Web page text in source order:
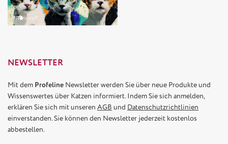
NEWSLETTER
Mit dem Profeline Newsletter werden Sie über neue Produkte und
Wissenswertes über Katzen informiert. Indem Sie sich anmelden,
erklären Sie sich mit unseren AGB und Datenschutzrichtlinien
einverstanden. Sie können den Newsletter jederzeit kostenlos
abbestellen.